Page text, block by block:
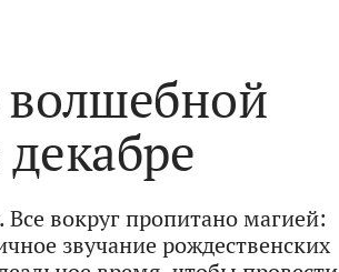
вокруг пропитано магией:
звучание рождественских